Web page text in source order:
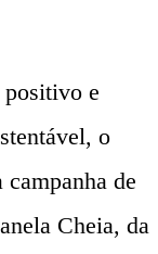
e
o
de
Cheia, da